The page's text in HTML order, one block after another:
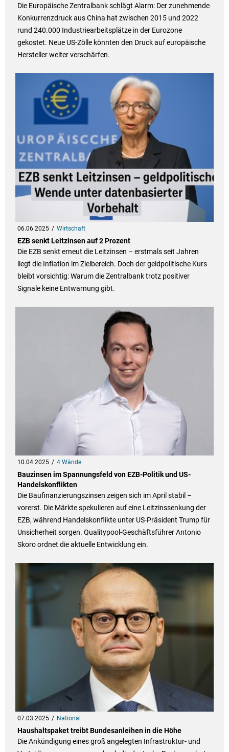
Die Europäische Zentralbank schlägt Alarm: Der zunehmende
Konkurrenzdruck aus China hat zwischen 2015 und 2022
rund 240.000 Industriearbeitsplätze in der Eurozone
gekostet. Neue US-Zölle könnten den Druck auf europäische
Hersteller weiter verschärfen.
06.06.2025 Wirtschaft
EZB senkt Leitzinsen auf 2 Prozent
Die EZB senkt erneut die Leitzinsen – erstmals seit Jahren
liegt die Inflation im Zielbereich. Doch der geldpolitische Kurs
bleibt vorsichtig: Warum die Zentralbank trotz positiver
Signale keine Entwarnung gibt.
10.04.2025 4 Wände
Bauzinsen im Spannungsfeld von EZB-Politik und US-
Handelskonflikten
Die Baufinanzierungszinsen zeigen sich im April stabil –
vorerst. Die Märkte spekulieren auf eine Leitzinssenkung der
EZB, während Handelskonflikte unter US-Präsident Trump für
Unsicherheit sorgen. Qualitypool-Geschäftsführer Antonio
Skoro ordnet die aktuelle Entwicklung ein.
07.03.2025 National
Haushaltspaket treibt Bundesanleihen in die Höhe
Die Ankündigung eines groß angelegten Infrastruktur- und